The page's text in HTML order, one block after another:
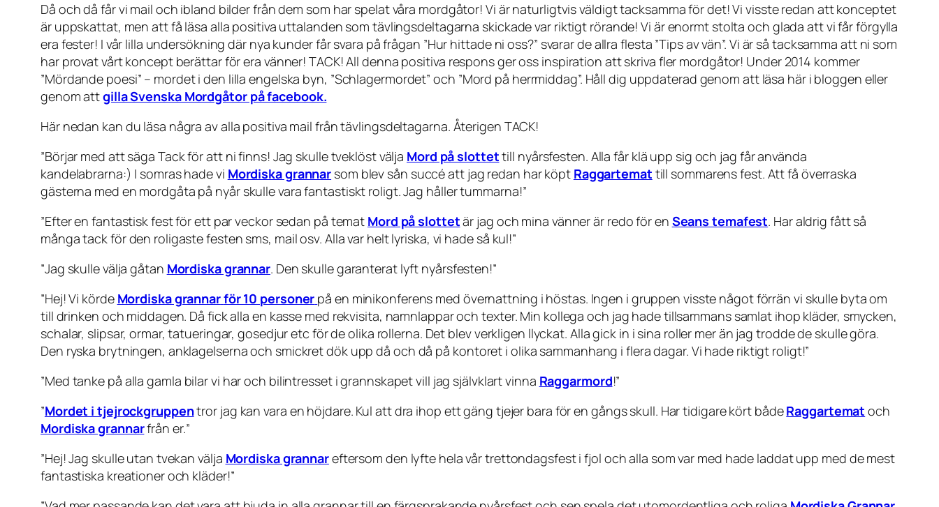
Då och då får vi mail och ibland bilder från dem som har spelat våra mordgåtor! Vi är naturligtvis väldigt tacksamma för det! Vi visste redan att konceptet
är uppskattat, men att få läsa alla positiva uttalanden som tävlingsdeltagarna skickade var riktigt rörande! Vi är enormt stolta och glada att vi får förgylla
era fester! I vår lilla undersökning där nya kunder får svara på frågan ”Hur hittade ni oss?” svarar de allra flesta ”Tips av vän”. Vi är så tacksamma att ni som
har provat vårt koncept berättar för era vänner! TACK! All denna positiva respons ger oss inspiration att skriva fler mordgåtor! Under 2014 kommer
”Mördande poesi” – mordet i den lilla engelska byn, ”Schlagermordet” och ”Mord på herrmiddag”. Håll dig uppdaterad genom att läsa här i bloggen eller
genom attgilla Svenska Mordgåtor på facebook.
Här nedan kan du läsa några av alla positiva mail från tävlingsdeltagarna. Återigen TACK!
”Börjar med att säga Tack för att ni finns! Jag skulle tveklöst välja Mord på slottettill nyårsfesten. Alla får klä upp sig och jag får använda
kandelabrarna:) I somras hade vi Mordiska grannar som blev sån succé att jag redan har köpt Raggartemat till sommarens fest. Att få överraska
gästerna med en mordgåta på nyår skulle vara fantastiskt roligt. Jag håller tummarna!”
”Efter en fantastisk fest för ett par veckor sedan på temat Mord på slottetär jag och mina vänner är redo för en Seans temafest. Har aldrig fått så
många tack för den roligaste festen sms, mail osv. Alla var helt lyriska, vi hade så kul!”
”Jag skulle välja gåtan Mordiska grannar. Den skulle garanterat lyft nyårsfesten!”
”Hej! Vi körde Mordiska grannarför 10 personer på en minikonferens med övernattning i höstas. Ingen i gruppen visste något förrän vi skulle byta om
till drinken och middagen. Då fick alla en kasse med rekvisita, namnlappar och texter. Min kollega och jag hade tillsammans samlat ihop kläder, smycken,
schalar, slipsar, ormar, tatueringar, gosedjur etc för de olika rollerna. Det blev verkligen llyckat. Alla gick in i sina roller mer än jag trodde de skulle göra.
Den ryska brytningen, anklagelserna och smickret dök upp då och då på kontoret i olika sammanhang i flera dagar. Vi hade riktigt roligt!”
”Med tanke på alla gamla bilar vi har och bilintresset i grannskapet vill jag självklart vinna Raggarmord!”
”Mordet i tjejrockgruppentror jag kan vara en höjdare. Kul att dra ihop ett gäng tjejer bara för en gångs skull. Har tidigare kört bådeRaggartemat och
Mordiska grannarfrån er.”
”Hej! Jag skulle utan tvekan välja Mordiska grannareftersom den lyfte hela vår trettondagsfest i fjol och alla som var med hade laddat upp med de mest
fantastiska kreationer och kläder!”